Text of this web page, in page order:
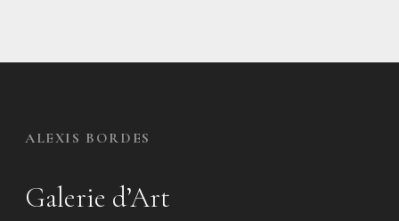
ALEXIS BORDES
Galerie d’Art